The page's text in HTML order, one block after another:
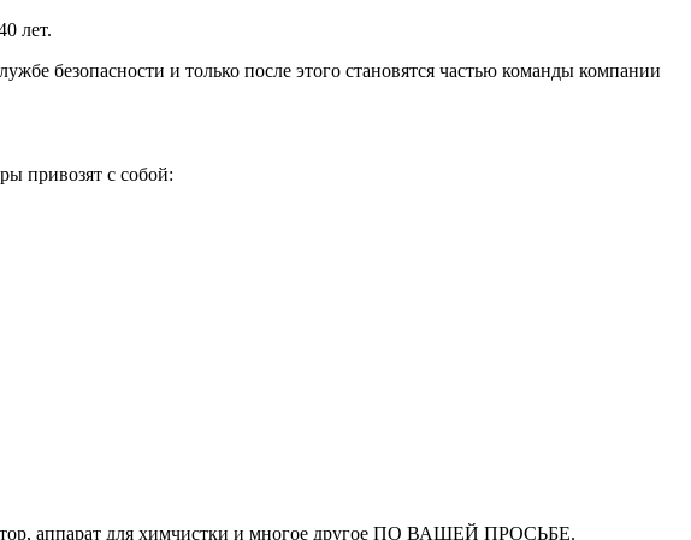
лет.
безопасности и только после этого становятся частью команды компании
привозят с собой:
аппарат для химчистки и многое другое ПО ВАШЕЙ ПРОСЬБЕ.